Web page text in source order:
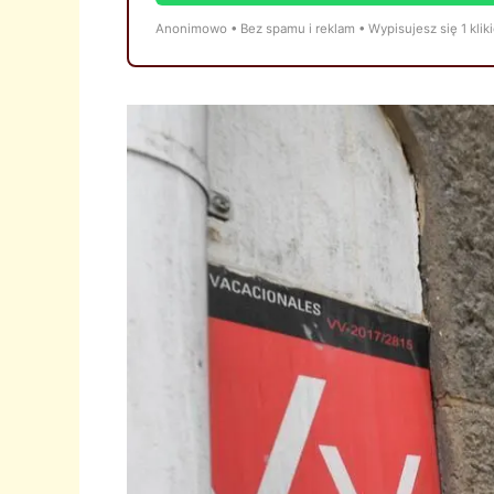
Anonimowo • Bez spamu i reklam • Wypisujesz się 1